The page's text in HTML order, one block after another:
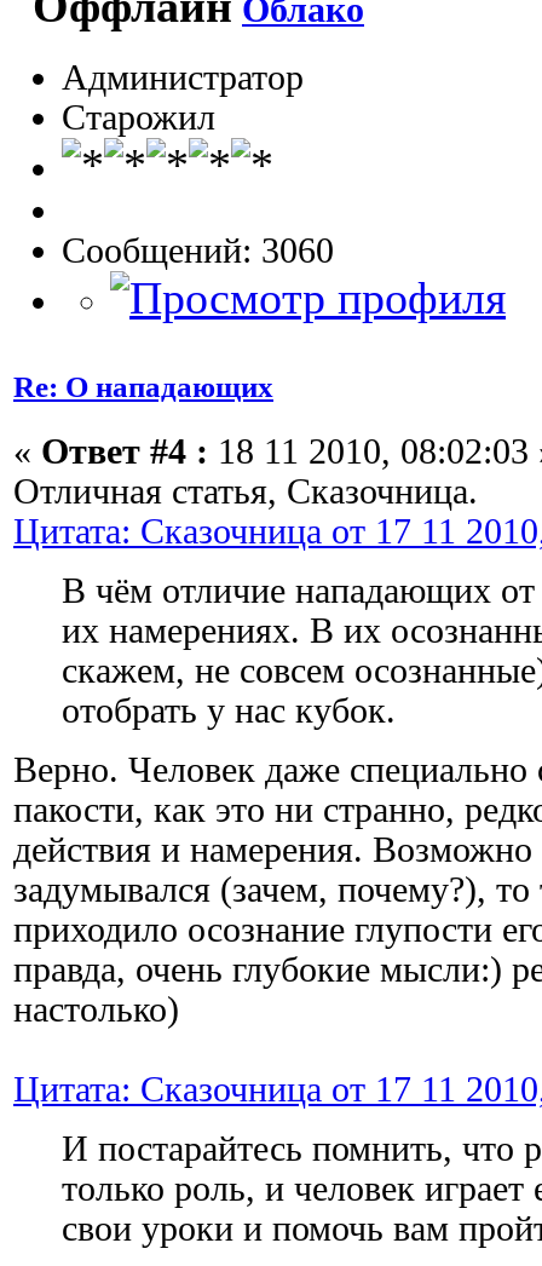
Облако
Администратор
Старожил
Сообщений: 3060
Re: О нападающих
« Ответ #4 : 18 11 2010, 08:02:03
Отличная статья, Сказочница.
Цитата: Сказочница от 17 11
В чём отличие нападающих
их намерениях. В их
скажем, не совсем
отобрать у нас кубок.
Верно. Человек даже специально
пакости, как это ни странно,
действия и намерения. Возможно
задумывался (зачем, почему?),
приходило осознание глупости
правда, очень глубокие мысли:)
настолько)
Цитата: Сказочница от 17 11
И постарайтесь помнить, что
только роль, и человек
свои уроки и помочь вам